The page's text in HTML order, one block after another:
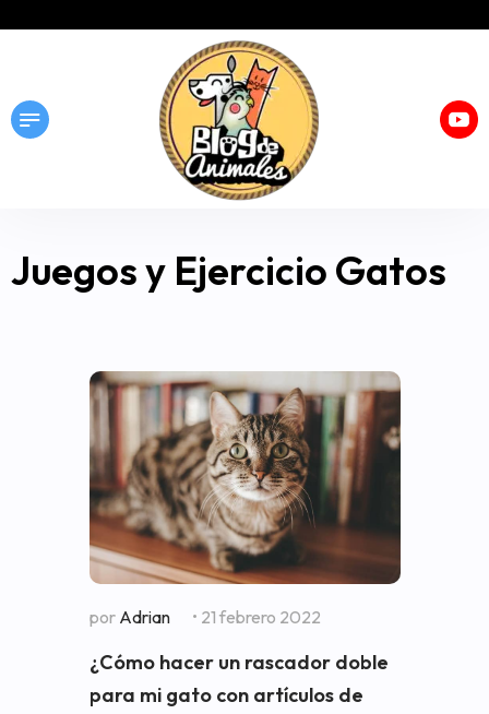
Juegos y Ejercicio Gatos
por Adrian • 21 febrero 2022
¿Cómo hacer un rascador doble
para mi gato con artículos de